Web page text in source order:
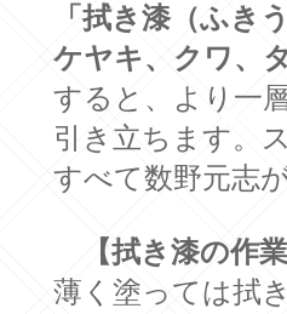
「拭き漆（ふき
ケヤキ、クワ、
すると、より一
引き立ちます。
すべて数野元志
【拭き漆の作
薄く塗っては拭